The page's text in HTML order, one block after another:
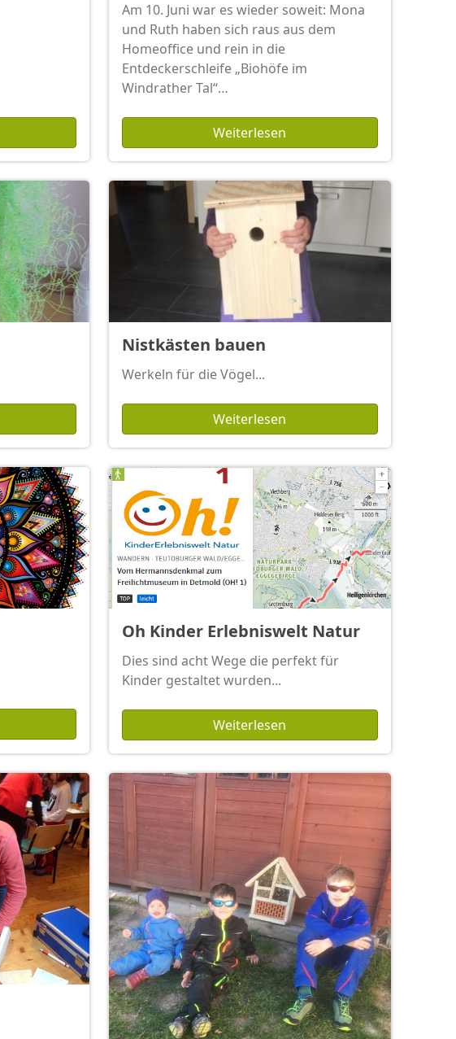
Am 10. Juni war es wieder soweit: Mona
und Ruth haben sich raus aus dem
Homeoffice und rein in die
Entdeckerschleife „Biohöfe im
Windrather Tal“…
Weiterlesen
Nistkästen bauen
Werkeln für die Vögel...
Weiterlesen
Oh Kinder Erlebniswelt Natur
Dies sind acht Wege die perfekt für
Kinder gestaltet wurden...
Weiterlesen